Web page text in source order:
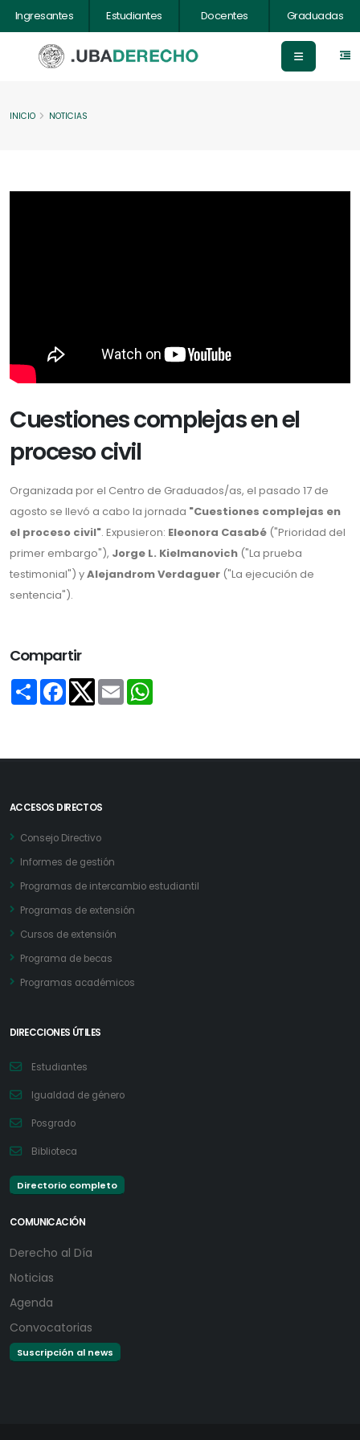
Ingresantes Estudiantes Docentes Graduadas
INICIO NOTICIAS
Cuestiones complejas en el
proceso civil
Organizada por el Centro de Graduados/as, el pasado 17 de
agosto se llevó a cabo la jornada "Cuestiones complejas en
el proceso civil". Expusieron: Eleonora Casabé ("Prioridad del
primer embargo"), Jorge L. Kielmanovich ("La prueba
testimonial") yAlejandrom Verdaguer ("La ejecución de
sentencia").
Compartir
Share
Facebook
Twitter
Email
ACCESOS DIRECTOS
Consejo Directivo
Informes de gestión
Programas de intercambio estudiantil
Programas de extensión
Cursos de extensión
Programa de becas
Programas académicos
DIRECCIONES ÚTILES
Estudiantes
Igualdad de género
Posgrado
Biblioteca
Directorio completo
COMUNICACIÓN
Derecho al Día
Noticias
Agenda
Convocatorias
Suscripción al news